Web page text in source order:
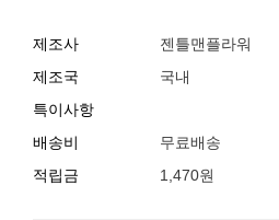
제조사
젠틀맨플라워
제조국
국내
특이사항
배송비
무료배송
적립금
1,470원